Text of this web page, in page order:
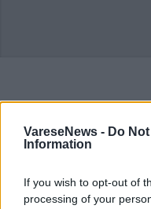
VareseNews - Do
Information
If you wish to opt-out of
processing of your
ALTRE NOTIZIE DI